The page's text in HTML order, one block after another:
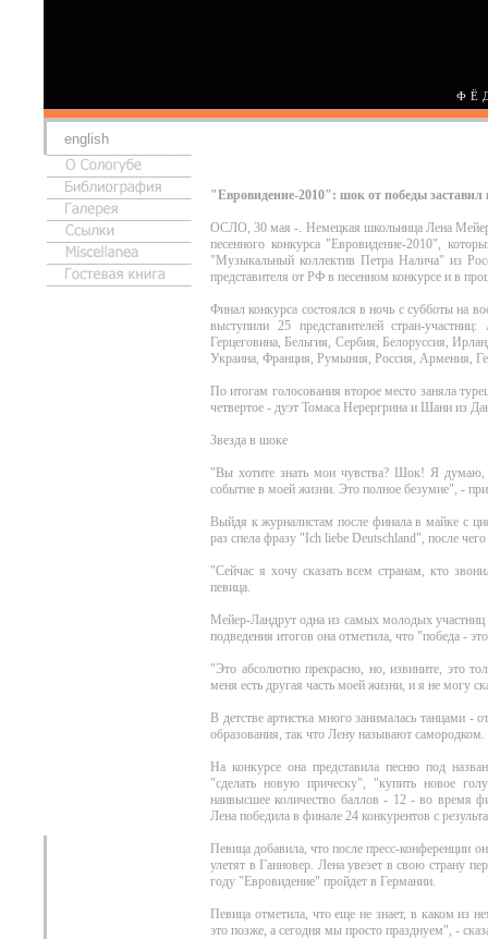
english
"Евровидение-2010": шок от победы
ОСЛО, 30 мая -. Немецкая школьница Лена Мейер-
песенного конкурса "Евровидение-2010",
"Музыкальный коллектив Петра Налича" из
представителя от РФ в песенном конкурсе и в
Финал конкурса состоялся в ночь с субботы на
выступили 25 представителей стран-
Герцеговина, Бельгия, Сербия, Белоруссия,
Украина, Франция, Румыния, Россия, Армения,
По итогам голосования второе место заняла
четвертое - дуэт Томаса Нерергрина и Шани из
Звезда в шоке
"Вы хотите знать мои чувства? Шок! Я думаю,
событие в моей жизни. Это полное безумие", -
Выйдя к журналистам после финала в майке с
раз спела фразу "Ich liebe Deutschland", после
"Сейчас я хочу сказать всем странам, кто
певица.
Мейер-Ландрут одна из самых молодых участниц
подведения итогов она отметила, что "победа -
"Это абсолютно прекрасно, но, извините, это
меня есть другая часть моей жизни, и я не могу
В детстве артистка много занималась танцами -
образования, так что Лену называют самородком.
На конкурсе она представила песню под
"сделать новую прическу", "купить новое
наивысшее количество баллов - 12 - во время
Лена победила в финале 24 конкурентов с
Певица добавила, что после пресс-конференции
улетят в Ганновер. Лена увезет в свою страну
году "Евровидение" пройдет в Германии.
Певица отметила, что еще не знает, в каком из
это позже, а сегодня мы просто празднуем", -